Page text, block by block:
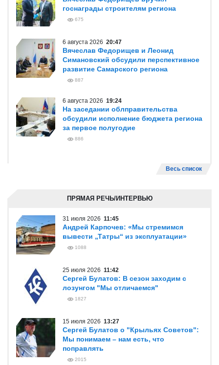
госнаграды строителям региона
675
6 августа 2026 20:47
Вячеслав Федорищев и Леонид
Симановский обсудили перспективное
развитие Самарского региона
887
6 августа 2026 19:24
На заседании облправительства
обсудили исполнение бюджета региона
за первое полугодие
886
Весь список
ПРЯМАЯ РЕЧЬ/ИНТЕРВЬЮ
31 июля 2026 11:45
Андрей Карпочев: «Мы стремимся
вывести „Татры“ из эксплуатации»
1088
25 июля 2026 11:42
Сергей Булатов: В сезон заходим с
лозунгом "Мы отличаемся"
1827
15 июля 2026 13:27
Сергей Булатов о "Крыльях Советов":
Мы понимаем – нам есть, что
поправлять
2015